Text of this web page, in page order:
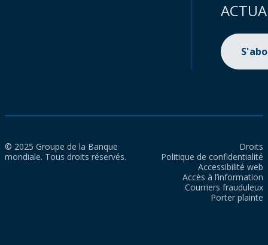
© 2025 Groupe de la Banque
mondiale. Tous droits réservés.
Droits
Politique de confidentialité
Accessibilité web
Accès à l’information
Courriers frauduleux
Porter plainte